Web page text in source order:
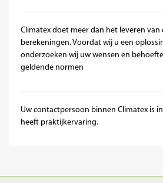
Climatex doet meer dan het leveren
berekeningen. Voordat wij u een
onderzoeken wij uw wensen en
geldende normen
Uw contactpersoon binnen Climatex is
heeft praktijkervaring.